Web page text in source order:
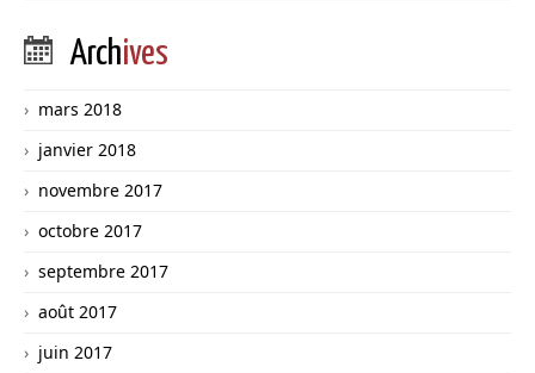
Archives
mars 2018
janvier 2018
novembre 2017
octobre 2017
septembre 2017
août 2017
juin 2017